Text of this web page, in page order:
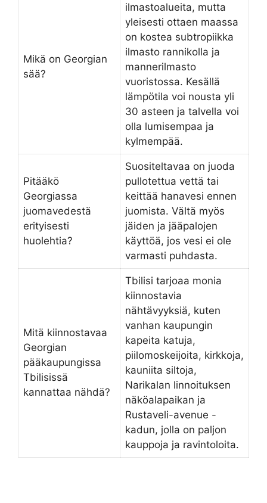
Mikä on Georgian
sää?
ilmastoalueita, mutta
yleisesti ottaen maassa
on kostea subtropiikka
ilmasto rannikolla ja
mannerilmasto
vuoristossa. Kesällä
lämpötila voi nousta yli
30 asteen ja talvella voi
olla lumisempaa ja
kylmempää.
Pitääkö
Georgiassa
juomavedestä
erityisesti
huolehtia?
Suositeltavaa on juoda
pullotettua vettä tai
keittää hanavesi ennen
juomista. Vältä myös
jäiden ja jääpalojen
käyttöä, jos vesi ei ole
varmasti puhdasta.
Mitä kiinnostavaa
Georgian
pääkaupungissa
Tbilisissä
kannattaa nähdä?
Tbilisi tarjoaa monia
kiinnostavia
nähtävyyksiä, kuten
vanhan kaupungin
kapeita katuja,
piilomoskeijoita, kirkkoja,
kauniita siltoja,
Narikalan linnoituksen
näköalapaikan ja
Rustaveli-avenue -
kadun, jolla on paljon
kauppoja ja ravintoloita.